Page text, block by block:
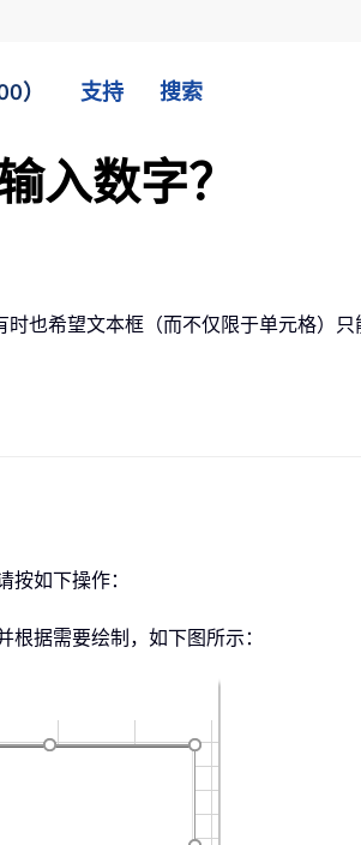
） 支持 搜索
入数字？
也希望文本框（而不仅限于单元格）
如下操作：
根据需要绘制，如下图所示：